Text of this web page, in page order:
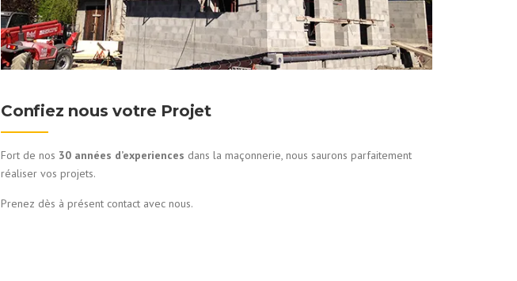
Confiez nous votre Projet
Fort de nos 30 années d’experiences dans la maçonnerie, nous saurons parfaitement
réaliser vos projets.
Prenez dès à présent contact avec nous.